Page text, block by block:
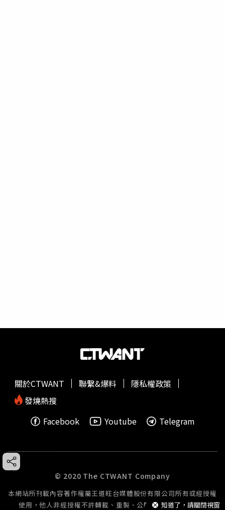
知道了，請關閉視窗
關於CTWANT 聯繫&爆料
隱私權政策
發燒熱搜
Facebook
Youtube Telegram
© 2020 The CTWANT Company
本網站所刊載內容著作權屬王道旺台媒體股份有限公司所有或經授權
使用，他人非經授權不許轉載、重製、公開播送或公開傳輸。